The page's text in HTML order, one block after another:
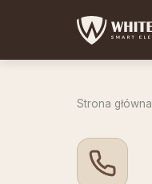
Strona główna